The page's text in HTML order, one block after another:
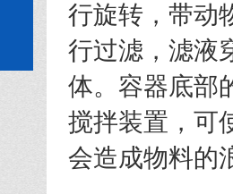
行旋转，带动
行过滤，滤液
体。容器底部
搅拌装置，可
会造成物料的